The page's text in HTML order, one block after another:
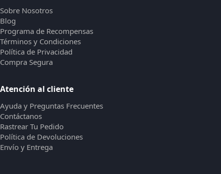
Sobre Nosotros
Blog
Programa de Recompensas
Términos y Condiciones
Política de Privacidad
Compra Segura
Atención al cliente
Ayuda y Preguntas Frecuentes
Contáctanos
Rastrear Tu Pedido
Política de Devoluciones
Envío y Entrega